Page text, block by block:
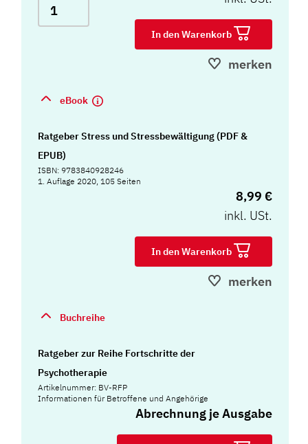
In den Warenkorb
merken
eBook
Ratgeber Stress und Stressbewältigung (PDF &
EPUB)
ISBN: 9783840928246
1. Auflage 2020, 105 Seiten
8,99 €
inkl. USt.
In den Warenkorb
merken
Buchreihe
Ratgeber zur Reihe Fortschritte der
Psychotherapie
Artikelnummer: BV-RFP
Informationen für Betroffene und Angehörige
Abrechnung je Ausgabe